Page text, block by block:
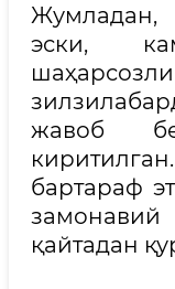
эски,
жавоб
бартараф
қайтадан